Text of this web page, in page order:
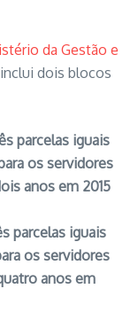
da Gestão e
dois blocos
parcelas iguais
os servidores
anos em 2015
parcelas iguais
os servidores
anos em